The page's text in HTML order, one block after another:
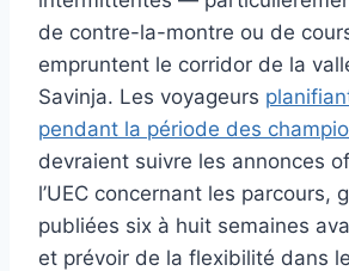
de contre-la-montre ou de
empruntent le corridor de la
Savinja. Les voyageurs
pendant la période des
devraient suivre les annonces
l’UEC concernant les parcours,
publiées six à huit semaines
et prévoir de la flexibilité dans